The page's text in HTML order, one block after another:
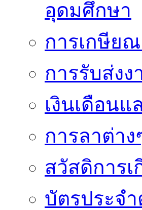
อุดมศึกษา
การเกษีย
การรับส่งง
เงินเดือน
การลาต่าง
สวัสดิการ
บัตรประจำ